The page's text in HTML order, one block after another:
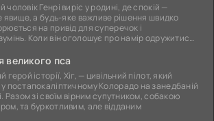
чоловік Генрі виріс у родині, де спокій —
явище, а будь-яке важливе рішення швидко
на привід для суперечок і
Коли він оголошує про намір одружитися,
великого пса
герой історії, Хіг, — цивільний пілот, який
постапокаліптичному Колорадо на занедбаній
Разом зі своїм вірним супутником, собакою
та буркотливим, але відданим